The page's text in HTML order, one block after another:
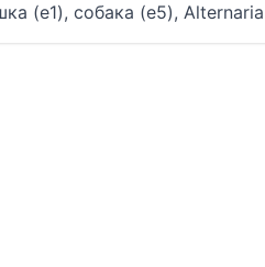
(e1), собака (е5),